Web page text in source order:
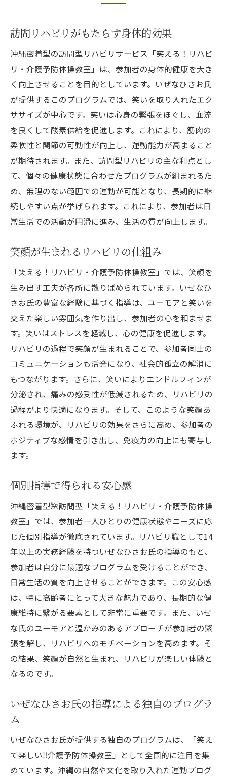
訪問リハビリがもたらす身体的効果
沖縄密着型の訪問型リハビリサービス「笑える！リハビ
リ・介護予防体操教室」は、参加者の身体的健康を大き
く向上させることを目的としています。いぜなひさお氏
が提供するこのプログラムでは、笑いを取り入れたエク
ササイズが中心です。笑いは心身の緊張をほぐし、血流
を良くして酸素供給を促進します。これにより、筋肉の
柔軟性と関節の可動性が向上し、運動能力が高まること
が期待されます。また、訪問型リハビリの主な利点とし
て、個々の健康状態に合わせたプログラムが組まれるた
め、無理のない範囲での運動が可能となり、長期的に継
続しやすい点が挙げられます。これにより、参加者は日
常生活での活動が円滑に進み、生活の質が向上します。
笑顔が生まれるリハビリの仕組み
「笑える！リハビリ・介護予防体操教室」では、笑顔を
生み出す工夫が各所に散りばめられています。いぜなひ
さお氏の豊富な経験に基づく指導は、ユーモアと笑いを
交えた楽しい雰囲気を作り出し、参加者の心を和ませま
す。笑いはストレスを軽減し、心の健康を促進します。
リハビリの過程で笑顔が生まれることで、参加者同士の
コミュニケーションも活発になり、社会的孤立の解消に
もつながります。さらに、笑いによりエンドルフィンが
分泌され、痛みの感受性が低減されるため、リハビリの
過程がより快適になります。そして、このような笑顔あ
ふれる環境が、リハビリの効果をさらに高め、参加者の
ポジティブな感情を引き出し、免疫力の向上にも寄与し
ます。
個別指導で得られる安心感
沖縄密着型🌺訪問型「笑える！リハビリ・介護予防体操
教室」では、参加者一人ひとりの健康状態やニーズに応
じた個別指導が徹底されています。リハビリ職として14
年以上の実務経験を持ついぜなひさお氏の指導のもと、
参加者は自分に最適なプログラムを受けることができ、
日常生活の質を向上させることができます。この安心感
は、特に高齢者にとって大きな魅力であり、長期的な健
康維持に繋がる要素として非常に重要です。また、いぜ
な氏のユーモアと温かみのあるアプローチが参加者の緊
張を解し、リハビリへのモチベーションを高めます。そ
の結果、笑顔が自然と生まれ、リハビリが楽しい体験と
なるのです。
いぜなひさお氏の指導による独自のプログラ
ム
いぜなひさお氏が提供する独自のプログラムは、「笑え
て楽しい‼️介護予防体操教室」として全国的に注目を集
めています。沖縄の自然や文化を取り入れた運動プログ